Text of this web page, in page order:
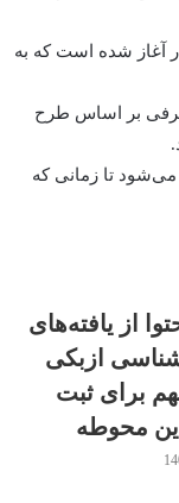
آغاز شده است که به
بر اساس طرح
تا زمانی که
از یافته‌های
ازبکی
برای ثبت
محوطه